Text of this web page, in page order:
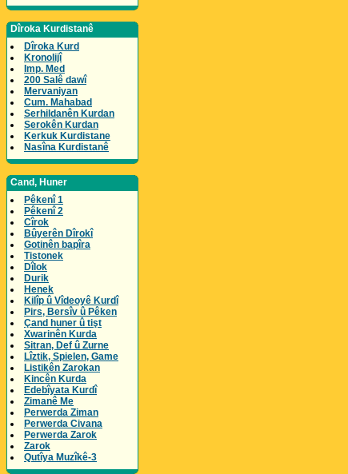
Dîroka Kurdistanê
Dîroka Kurd
Kronolijî
Imp. Med
200 Salê dawî
Mervaniyan
Cum. Mahabad
Serhildanên Kurdan
Serokên Kurdan
Kerkuk Kurdistane
Nasîna Kurdistanê
Cand, Huner
Pêkenî 1
Pêkenî 2
Cîrok
Bûyerên Dîrokî
Gotinên bapîra
Tistonek
Dîlok
Durik
Henek
Kilîp û Vîdeoyê Kurdî
Pirs, Bersîv û Pêken
Çand huner û tişt
Xwarinên Kurda
Sitran, Def û Zurne
Lîztik, Spielen, Game
Listikên Zarokan
Kincên Kurda
Edebîyata Kurdî
Zimanê Me
Perwerda Ziman
Perwerda Civana
Perwerda Zarok
Zarok
Qutîya Muzîkê-3